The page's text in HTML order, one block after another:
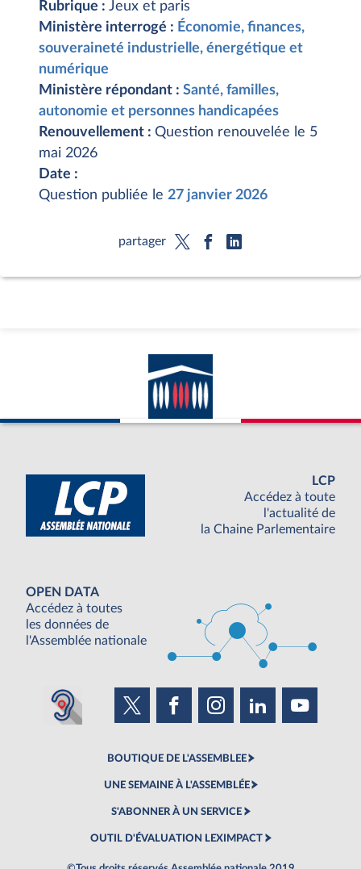
Rubrique : Jeux et paris
Ministère interrogé : Économie, finances,
souveraineté industrielle, énergétique et
numérique
Ministère répondant : Santé, familles,
autonomie et personnes handicapées
Renouvellement : Question renouvelée le 5
mai 2026
Date :
Question publiée le 27 janvier 2026
partager
LCP
Accédez à toute
l'actualité de
la Chaine Parlementaire
OPEN DATA
Accédez à toutes
les données de
l'Assemblée nationale
BOUTIQUE DE L'ASSEMBLEE
UNE SEMAINE À L'ASSEMBLÉE
S'ABONNER À UN SERVICE
OUTIL D'ÉVALUATION LEXIMPACT